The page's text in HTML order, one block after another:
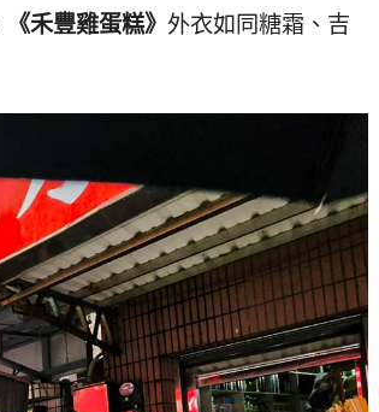
《禾豐雞蛋糕》 外衣如同糖霜、吉